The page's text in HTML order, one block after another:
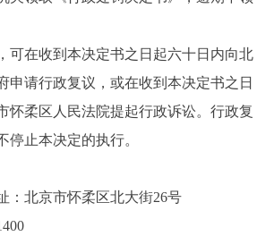
在收到本决定书之日起六十日内向北
申请行政复议，或在收到本决定书之日
怀柔区人民法院提起行政诉讼。行政复
停止本决定的执行。
北京市怀柔区北大街26号